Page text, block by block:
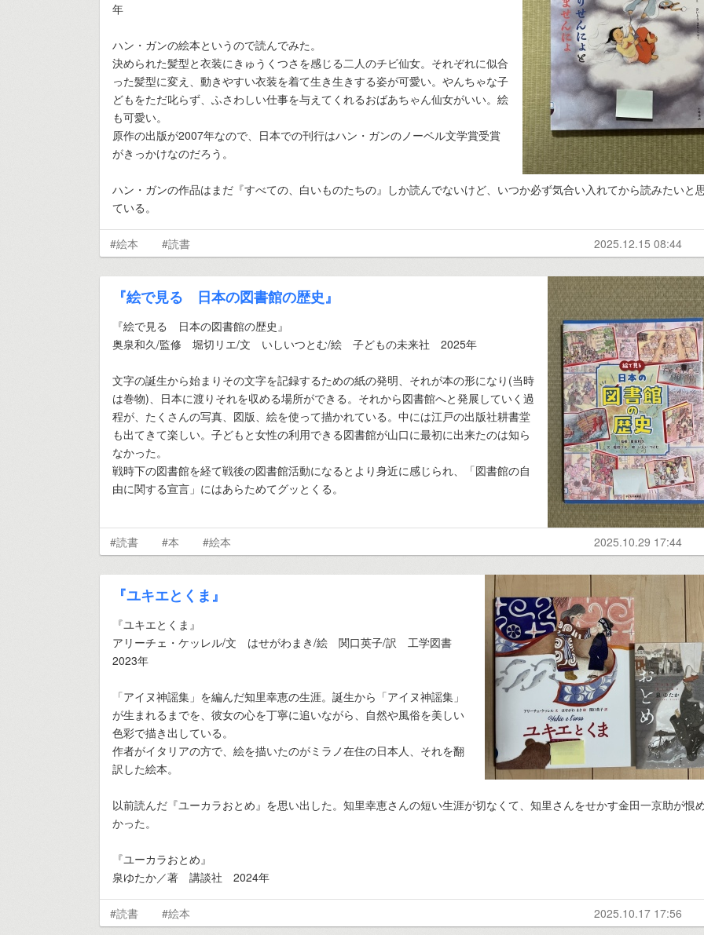
年
ハン・ガンの絵本というので読んでみた。
決められた髪型と衣装にきゅうくつさを感じる二人のチビ仙女。それぞれに似合
った髪型に変え、動きやすい衣装を着て生き生きする姿が可愛い。やんちゃな子
どもをただ叱らず、ふさわしい仕事を与えてくれるおばあちゃん仙女がいい。絵
も可愛い。
原作の出版が2007年なので、日本での刊行はハン・ガンのノーベル文学賞受賞
がきっかけなのだろう。
ハン・ガンの作品はまだ『すべての、白いものたちの』しか読んでないけど、いつか必ず気合い入れてから読みたいと
ている。
#絵本 #読書 2025.12.15 08:44
『絵で見る 日本の図書館の歴史』
『絵で見る 日本の図書館の歴史』
奥泉和久/監修 堀切リエ/文 いしいつとむ/絵 子どもの未来社 2025年
文字の誕生から始まりその文字を記録するための紙の発明、それが本の形になり(当時
は巻物)、日本に渡りそれを収める場所ができる。それから図書館へと発展していく過
程が、たくさんの写真、図版、絵を使って描かれている。中には江戸の出版社耕書堂
も出てきて楽しい。子どもと女性の利用できる図書館が山口に最初に出来たのは知ら
なかった。
戦時下の図書館を経て戦後の図書館活動になるとより身近に感じられ、「図書館の自
由に関する宣言」にはあらためてグッとくる。
#読書 #本 #絵本 2025.10.29 17:44
『ユキエとくま』
『ユキエとくま』
アリーチェ・ケッレル/文 はせがわまき/絵 関口英子/訳 工学図書
2023年
「アイヌ神謡集」を編んだ知里幸恵の生涯。誕生から「アイヌ神謡集」
が生まれるまでを、彼女の心を丁寧に追いながら、自然や風俗を美しい
色彩で描き出している。
作者がイタリアの方で、絵を描いたのがミラノ在住の日本人、それを翻
訳した絵本。
以前読んだ『ユーカラおとめ』を思い出した。知里幸恵さんの短い生涯が切なくて、知里さんをせかす金田一京助が恨
かった。
『ユーカラおとめ』
泉ゆたか／著 講談社 2024年
#読書 #絵本 2025.10.17 17:56